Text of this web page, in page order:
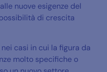
nuove esigenze del
di crescita
casi in cui la figura da
molto specifiche o